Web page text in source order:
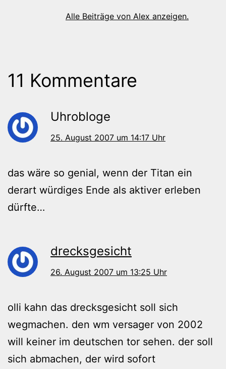
Alle Beiträge von Alex anzeigen.
11 Kommentare
Uhrobloge
25. August 2007 um 14:17 Uhr
das wäre so genial, wenn der Titan ein
derart würdiges Ende als aktiver erleben
dürfte…
drecksgesicht
26. August 2007 um 13:25 Uhr
olli kahn das drecksgesicht soll sich
wegmachen. den wm versager von 2002
will keiner im deutschen tor sehen. der soll
sich abmachen, der wird sofort